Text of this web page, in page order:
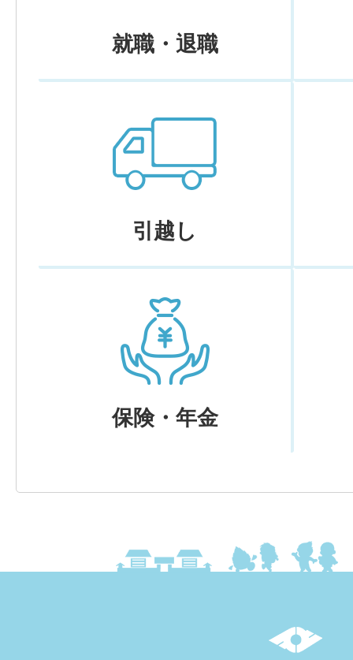
就職・退職
引越し
保険・年金